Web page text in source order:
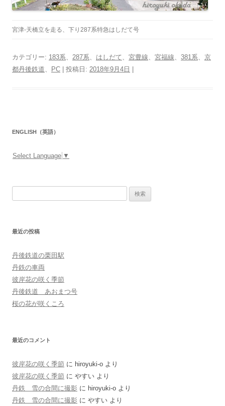
宮津-天橋立を走る、下り287系特急はしだて号
カテゴリー: 183系 287系 はしだて 宮豊線 宮福線 381系
京
都丹後鉄道
PC | 投稿日: 2018年9月4日
ENGLISH（英語）
Select Language ▼
最近の投稿
丹後鉄道の栗田駅
丹鉄の車両
彼岸花の咲く季節
丹後鉄道 あおまつ号
桜の花が咲くころ
最近のコメント
彼岸花の咲く季節 に hiroyuki-o より
彼岸花の咲く季節 に やすい より
丹鉄 雪の合間に撮影 に hiroyuki-o より
丹鉄 雪の合間に撮影 に やすい より